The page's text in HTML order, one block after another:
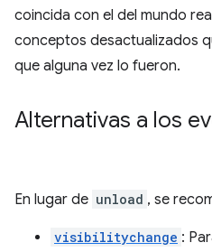
coincida con el del mundo
conceptos desactualizados
que alguna vez lo fueron.
Alternativas a los
En lugar de unload , se
visibilitychange :